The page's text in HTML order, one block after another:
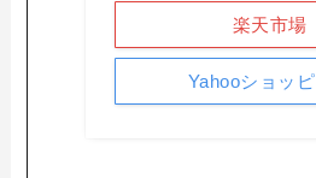
楽天市場
Yahooショッ